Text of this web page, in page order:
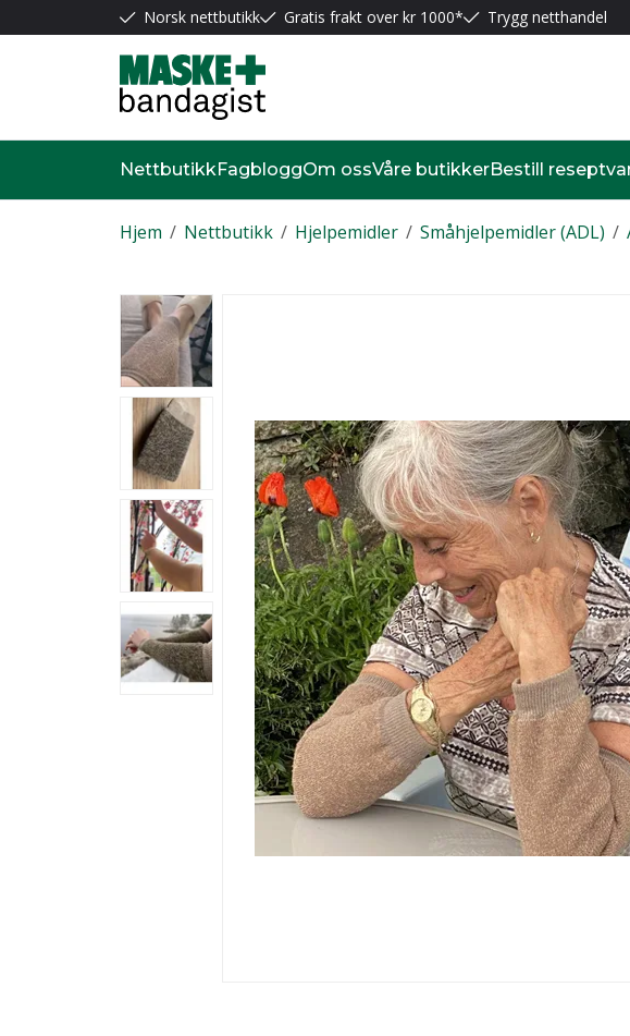
Norsk nettbutikk Gratis frakt over kr 1000* Trygg netthandel
NettbutikkFagbloggOm ossVåre butikkerBestill
/
Hjem /
Nettbutikk /
Hjelpemidler /
Småhjelpemidler (ADL)